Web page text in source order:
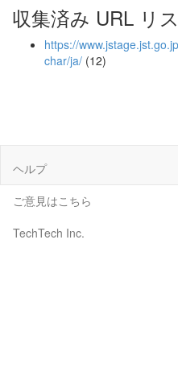
収集済み URL リ
https://
char/ja/ (12)
ヘルプ
ご意見はこちら
TechTech Inc.